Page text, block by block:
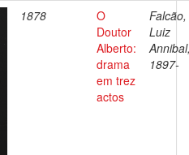
1878
O
Doutor
Alberto:
drama
em trez
actos
Falcão,
Luiz
1897-